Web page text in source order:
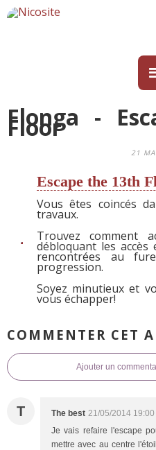
Flonga -
Floor
21
Escape the 13th
Vous êtes coincés
travaux.
Trouvez comment
débloquant les
rencontrées au
progression.
Soyez minutieux et
vous échapper!
COMMENTER CET
Ajouter un
T The best 21/05/2014 19:00
Je vais refaire l'escape
mettre avec au centre